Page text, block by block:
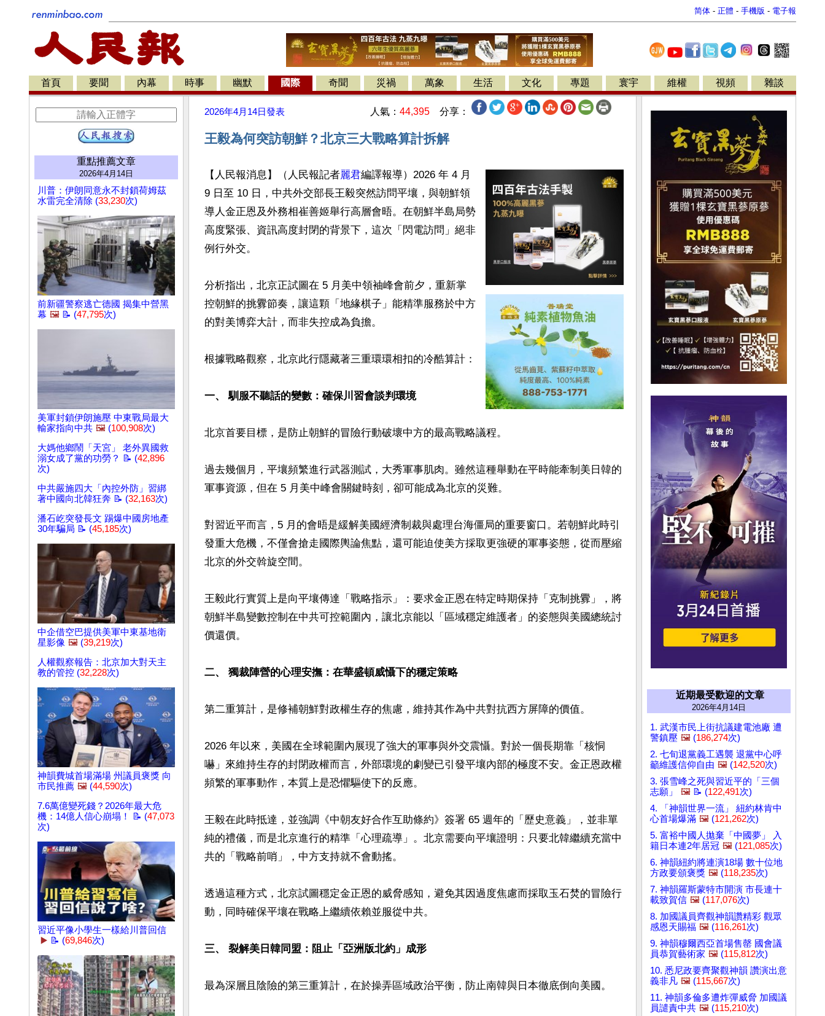
简体 - 正體 - 手機版 - 電子報
首頁 要聞 內幕 時事 幽默 國際 奇聞 災禍 萬象 生活 文化 專題 寰宇 維權 視頻 雜談
重點推薦文章
2026年4月14日
川普：伊朗同意永不封鎖荷姆茲
水雷完全清除 (33,230次)
前新疆警察逃亡德國 揭集中營黑
幕 🖼️ 📝 (47,795次)
美軍封鎖伊朗施壓 中東戰局最大
輸家指向中共 🖼️ (100,908次)
大媽他鄉鬧「天宮」 老外異國救
溺女成了黨的功勞？ 📝 (42,896
次)
中共嚴施四大「內控外防」習綁
著中國向北韓狂奔 📝 (32,163次)
潘石屹突發長文 踢爆中國房地產
30年騙局 📝 (45,185次)
中企借空巴提供美軍中東基地衛
星影像 🖼️ (39,219次)
人權觀察報告：北京加大對天主
教的管控 (32,228次)
神韻費城首場滿場 州議員褒獎 向
市民推薦 🖼️ (44,590次)
7.6萬億變死錢？2026年最大危
機：14億人信心崩塌！ 📝 (47,073
次)
習近平像小學生一樣給川普回信
▶️ 📝 (69,846次)
2026年4月14日發表 人氣： 44,395 分享：
王毅為何突訪朝鮮？北京三大戰略算計拆解
【人民報消息】（人民報記者麗君編譯報導）2026 年 4 月
9 日至 10 日，中共外交部長王毅突然訪問平壤，與朝鮮領
導人金正恩及外務相崔善姬舉行高層會晤。在朝鮮半島局勢
高度緊張、資訊高度封閉的背景下，這次「閃電訪問」絕非
例行外交。
分析指出，北京正試圖在 5 月美中領袖峰會前夕，重新掌
控朝鮮的挑釁節奏，讓這顆「地緣棋子」能精準服務於中方
的對美博弈大計，而非失控成為負擔。
根據戰略觀察，北京此行隱藏著三重環環相扣的冷酷算計：
一、 馴服不聽話的變數：確保川習會談判環境
北京首要目標，是防止朝鮮的冒險行動破壞中方的最高戰略議程。
過去幾個月，平壤頻繁進行武器測試，大秀軍事肌肉。雖然這種舉動在平時能牽制美日韓的
軍事資源，但在 5 月美中峰會關鍵時刻，卻可能成為北京的災難。
對習近平而言，5 月的會晤是緩解美國經濟制裁與處理台海僵局的重要窗口。若朝鮮此時引
發重大危機，不僅會搶走國際輿論焦點，還可能迫使美方採取更強硬的軍事姿態，從而壓縮
北京的外交斡旋空間。
王毅此行實質上是向平壤傳達「戰略指示」：要求金正恩在特定時期保持「克制挑釁」，將
朝鮮半島變數控制在中共可控範圍內，讓北京能以「區域穩定維護者」的姿態與美國總統討
價還價。
二、 獨裁陣營的心理安撫：在華盛頓威懾下的穩定策略
第二重算計，是修補朝鮮對政權生存的焦慮，維持其作為中共對抗西方屏障的價值。
2026 年以來，美國在全球範圍內展現了強大的軍事與外交震懾。對於一個長期靠「核恫
嚇」來維持生存的封閉政權而言，外部環境的劇變已引發平壤內部的極度不安。金正恩政權
頻繁的軍事動作，本質上是恐懼驅使下的反應。
王毅在此時抵達，並強調《中朝友好合作互助條約》簽署 65 週年的「歷史意義」，並非單
純的禮儀，而是北京進行的精準「心理疏導」。北京需要向平壤證明：只要北韓繼續充當中
共的「戰略前哨」，中方支持就不會動搖。
透過這種方式，北京試圖穩定金正恩的威脅感知，避免其因過度焦慮而採取玉石焚的冒險行
動，同時確保平壤在戰略上繼續依賴並服從中共。
三、 裂解美日韓同盟：阻止「亞洲版北約」成形
最為深層且陰險的第三重算計，在於操弄區域政治平衡，防止南韓與日本徹底倒向美國。
近期最受歡迎的文章
2026年4月14日
1. 武漢市民上街抗議建電池廠 遭
警鎮壓 🖼️ (186,274次)
2. 七旬退黨義工遇襲 退黨中心呼
籲維護信仰自由 🖼️ (142,520次)
3. 張雪峰之死與習近平的「三個
志願」
🖼️ 📝 (122,491次)
4. 「神韻世界一流」 紐約林肯中
心首場爆滿 🖼️ (121,262次)
5. 富裕中國人拋棄「中國夢」 入
籍日本連2年居冠 🖼️ (121,085次)
6. 神韻紐約將連演18場 數十位地
方政要頒褒獎 🖼️ (118,235次)
7. 神韻羅斯蒙特市開演 市長連十
載致賀信 🖼️ (117,076次)
8. 加國議員齊觀神韻讚精彩 觀眾
感恩天賜福 🖼️ (116,261次)
9. 神韻穆爾西亞首場售罄 國會議
員恭賀藝術家 🖼️ (115,812次)
10. 悉尼政要齊聚觀神韻 讚演出意
義非凡 🖼️ (115,667次)
11. 神韻多倫多遭炸彈威脅 加國議
員譴責中共 🖼️ (115,210次)